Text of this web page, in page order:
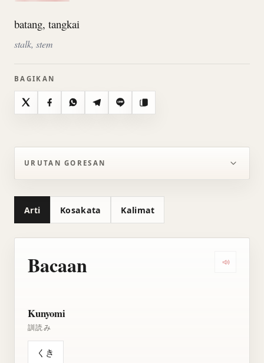
batang, tangkai
stalk, stem
BAGIKAN
X FacebookWhatsAppTelegramLine Salin
URUTAN GORESAN
Arti Kosakata Kalimat
Bacaan
Kunyomi
訓読み
くき